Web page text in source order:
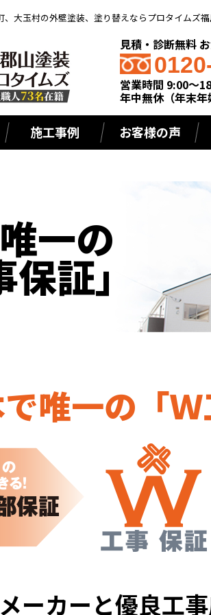
大玉村の外壁塗装、塗り替えならプロタイムズ福
見積・診断無料
営業時間 9:00～
年中無休（年末年
施工事例 お客様の声
一の
証」
唯一の「Ｗ
ーカーと優良工